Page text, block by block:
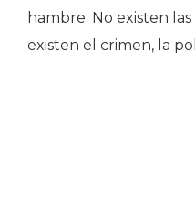
hambre. No existen
existen el crimen, la